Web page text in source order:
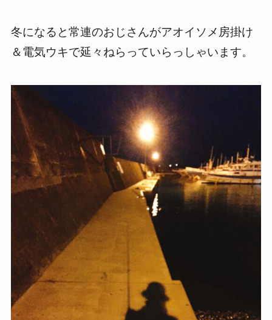
冬になると常連のおじさんがアオイソメ房掛け
＆電気ウキで延々ねらっていらっしゃいます。